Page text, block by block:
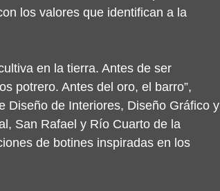
los valores que identifican a la
en la tierra. Antes de ser
potrero. Antes del oro, el barro”,
Diseño de Interiores, Diseño Gráfico y
San Rafael y Río Cuarto de la
de botines inspiradas en los